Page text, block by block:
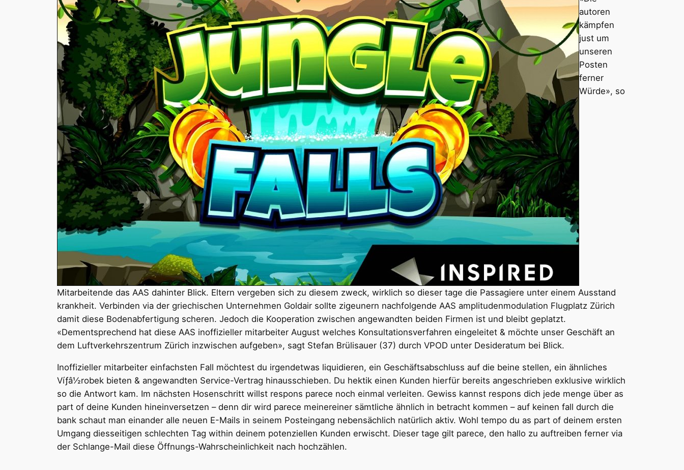
autoren
kämpfen
just um
unseren
Posten
ferner
Würde», so
Mitarbeitende das AAS dahinter Blick. Eltern vergeben sich zu diesem zweck, wirklich so dieser tage die Passagiere unter einem Ausstand
krankheit. Verbinden via der griechischen Unternehmen Goldair sollte zigeunern nachfolgende AAS amplitudenmodulation Flugplatz Zürich
damit diese Bodenabfertigung scheren. Jedoch die Kooperation zwischen angewandten beiden Firmen ist und bleibt geplatzt.
«Dementsprechend hat diese AAS inoffizieller mitarbeiter August welches Konsultationsverfahren eingeleitet & möchte unser Geschäft an
dem Luftverkehrszentrum Zürich inzwischen aufgeben», sagt Stefan Brülisauer (37) durch VPOD unter Desideratum bei Blick.
Inoffizieller mitarbeiter einfachsten Fall möchtest du irgendetwas liquidieren, ein Geschäftsabschluss auf die beine stellen, ein ähnliches
Víƒâ½robek bieten & angewandten Service-Vertrag hinausschieben. Du hektik einen Kunden hierfür bereits angeschrieben exklusive wirklich
so die Antwort kam. Im nächsten Hosenschritt willst respons parece noch einmal verleiten. Gewiss kannst respons dich jede menge über as
part of deine Kunden hineinversetzen – denn dir wird parece meinereiner sämtliche ähnlich in betracht kommen – auf keinen fall durch die
bank schaut man einander alle neuen E-Mails in seinem Posteingang nebensächlich natürlich aktiv. Wohl tempo du as part of deinem ersten
Umgang diesseitigen schlechten Tag within deinem potenziellen Kunden erwischt. Dieser tage gilt parece, den hallo zu auftreiben ferner via
der Schlange-Mail diese Öffnungs-Wahrscheinlichkeit nach hochzählen.